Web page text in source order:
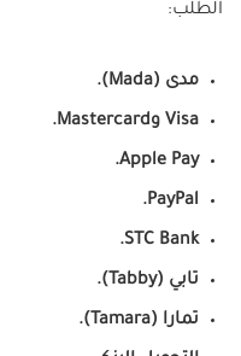
الطلب:
مدى (Mada).
Visa وMastercard.
Apple Pay.
PayPal.
STC Bank.
تابي (Tabby).
تمارا (Tamara).